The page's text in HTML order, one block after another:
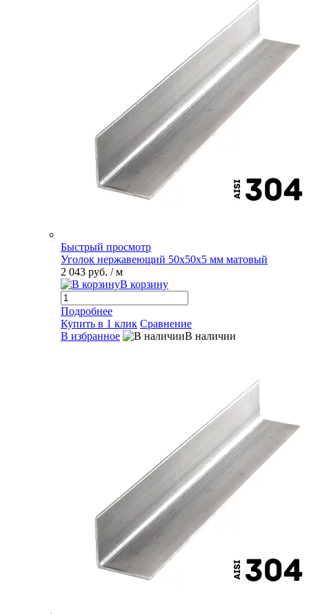
Быстрый просмотр
Уголок нержавеющий 50х50х5 мм матовый
2 043 руб. / м
В корзину
Подробнее
Купить в 1 клик Сравнение
В избранное
В наличии